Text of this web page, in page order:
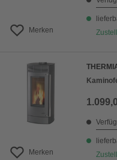
Merken
Merken